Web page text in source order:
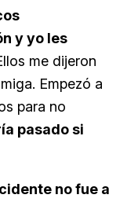
y yo les
me dijeron
Empezó a
para no
pasado si
no fue a